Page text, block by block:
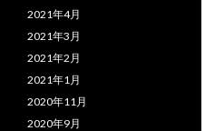
2021年4月
2021年3月
2021年2月
2021年1月
2020年11月
2020年9月